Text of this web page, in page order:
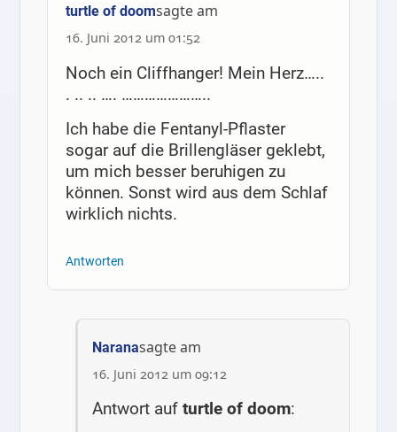
turtle of doomsagte am
16. Juni 2012 um 01:52
Noch ein Cliffhanger! Mein Herz…..
. .. .. …. …………………..
Ich habe die Fentanyl-Pflaster
sogar auf die Brillengläser geklebt,
um mich besser beruhigen zu
können. Sonst wird aus dem Schlaf
wirklich nichts.
Antworten
Naranasagte am
16. Juni 2012 um 09:12
Antwort aufturtle of doom: